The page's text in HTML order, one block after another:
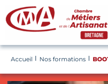
Panneau de gestion des cookies
Accueil Nos formations